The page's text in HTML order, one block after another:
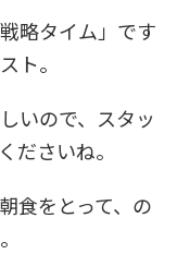
略タイム」です
ト。
いので、スタッ
ださいね。
食をとって、の